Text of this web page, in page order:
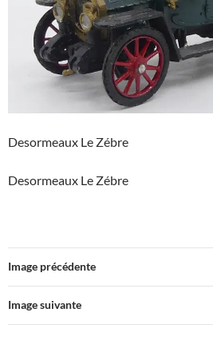
Desormeaux Le Zébre
Desormeaux Le Zébre
Image précédente
Image suivante